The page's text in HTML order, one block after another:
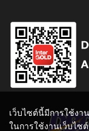
เว็บไซต์นี้มีการใช้ง
ในการใช้งานเว็บไซ